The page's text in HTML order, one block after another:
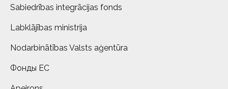
Sabiedrības integrācijas fonds
Labklājības ministrija
Nodarbinātības Valsts aģentūra
Фонды ЕС